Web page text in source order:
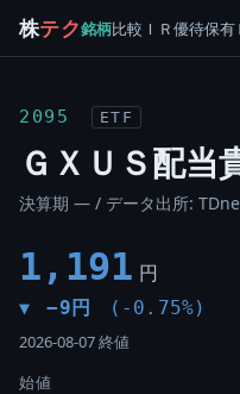
株テク銘柄比較 ＩＲ優待保有
2095 ETF
ＧＸＵＳ配当
決算期 — / データ出所:
1,191 円
▼ −9円 (-0.75%)
2026-08-07 終値
始値